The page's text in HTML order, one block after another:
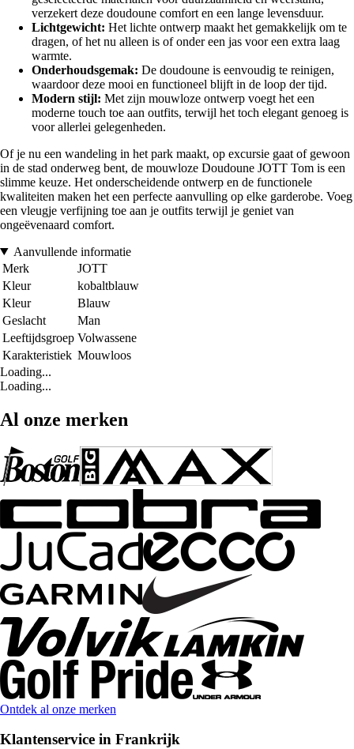
verzekert deze doudoune comfort en een lange levensduur.
Lichtgewicht: Het lichte ontwerp maakt het gemakkelijk om te
dragen, of het nu alleen is of onder een jas voor een extra laag
warmte.
Onderhoudsgemak: De doudoune is eenvoudig te reinigen,
waardoor deze mooi en functioneel blijft in de loop der tijd.
Modern stijl: Met zijn mouwloze ontwerp voegt het een
moderne touch toe aan outfits, terwijl het toch elegant genoeg is
voor allerlei gelegenheden.
Of je nu een wandeling in het park maakt, op excursie gaat of gewoon
in de stad onderweg bent, de mouwloze Doudoune JOTT Tom is een
slimme keuze. Het onderscheidende ontwerp en de functionele
kwaliteiten maken het een perfecte aanvulling op elke garderobe. Voeg
een vleugje verfijning toe aan je outfits terwijl je geniet van
ongeëvenaard comfort.
Aanvullende informatie
Merk
JOTT
Kleur
kobaltblauw
Kleur
Blauw
Geslacht
Man
Leeftijdsgroep Volwassene
Karakteristiek Mouwloos
Loading...
Loading...
Al onze merken
Ontdek al onze merken
Klantenservice in Frankrijk